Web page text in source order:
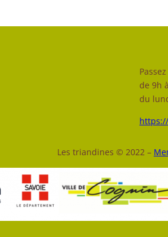
de 9h
du
Les triandines © 2022 –